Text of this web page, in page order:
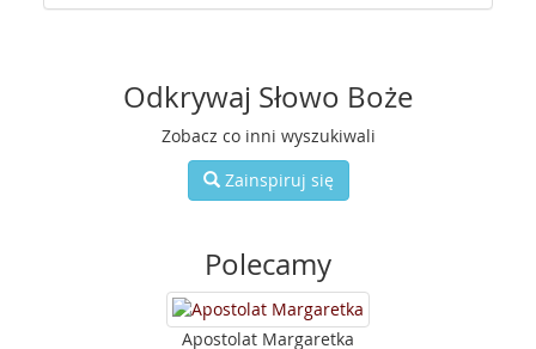
Odkrywaj Słowo Boże
Zobacz co inni wyszukiwali
Zainspiruj się
Polecamy
Apostolat Margaretka